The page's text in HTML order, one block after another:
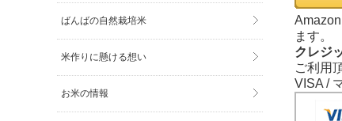
ます。
クレジ
ご利用
VISA /
ばんばの自然栽培米
米作りに懸ける想い
お米の情報